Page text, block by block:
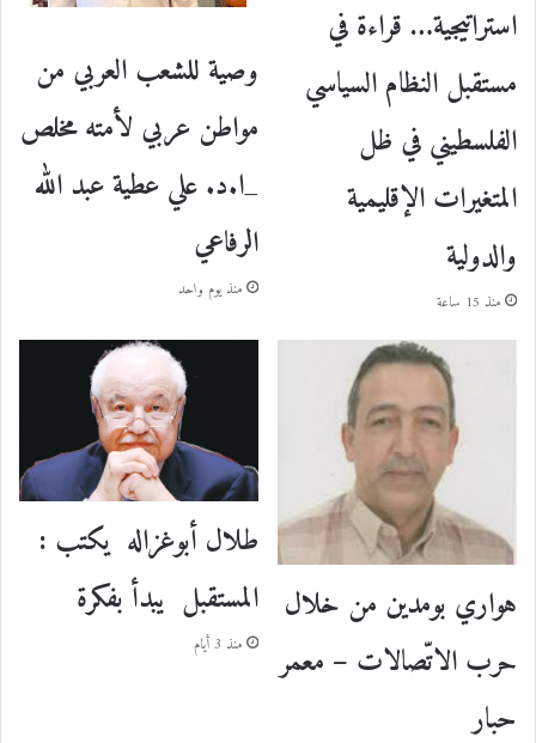
استراتيجية… قراءة في
مستقبل النظام السياسي
الفلسطيني في ظل
المتغيرات الإقليمية
والدولية
منذ 15 ساعة
وصية للشعب العربي من
مواطن عربي لأمته مخلص
_ا.د. علي عطية عبد الله
الرفاعي
منذ يوم واحد
هواري بومدين من خلال
حرب الاتّصالات – معمر
حبار
طلال أبوغزاله يكتب :
المستقبل يبدأ بفكرة
منذ 3 أيام